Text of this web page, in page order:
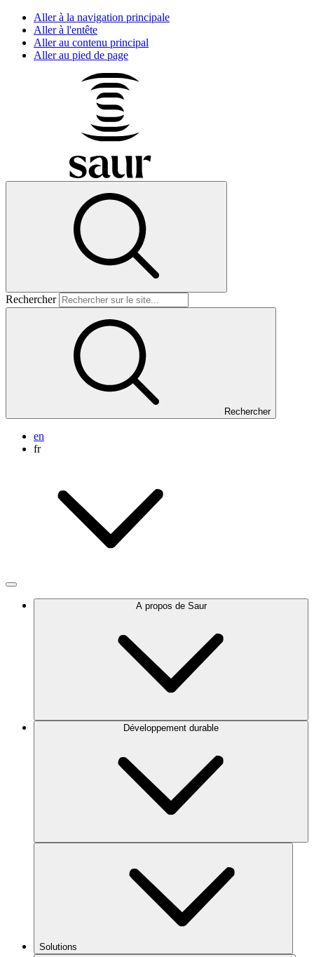
Aller à la navigation principale
Aller à l'entête
Aller au contenu principal
Aller au pied de page
Rechercher
Rechercher
en
fr
A propos de Saur
Développement durable
Solutions